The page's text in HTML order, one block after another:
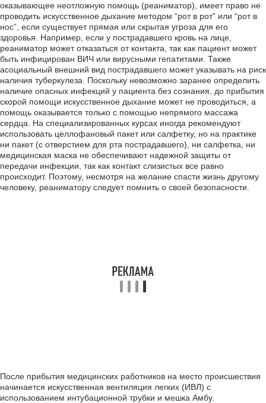
оказывающее неотложную помощь (реаниматор), имеет право не
проводить искусственное дыхание методом “рот в рот” или “рот в
нос”, если существует прямая или скрытая угроза для его
здоровья. Например, если у пострадавшего кровь на лице,
реаниматор может отказаться от контакта, так как пациент может
быть инфицирован ВИЧ или вирусными гепатитами. Также
асоциальный внешний вид пострадавшего может указывать на риск
наличия туберкулеза. Поскольку невозможно заранее определить
наличие опасных инфекций у пациента без сознания, до прибытия
скорой помощи искусственное дыхание может не проводиться, а
помощь оказывается только с помощью непрямого массажа
сердца. На специализированных курсах иногда рекомендуют
использовать целлофановый пакет или салфетку, но на практике
ни пакет (с отверстием для рта пострадавшего), ни салфетка, ни
медицинская маска не обеспечивают надежной защиты от
передачи инфекции, так как контакт слизистых все равно
происходит. Поэтому, несмотря на желание спасти жизнь другому
человеку, реаниматору следует помнить о своей безопасности.
После прибытия медицинских работников на место происшествия
начинается искусственная вентиляция легких (ИВЛ) с
использованием интубационной трубки и мешка Амбу.